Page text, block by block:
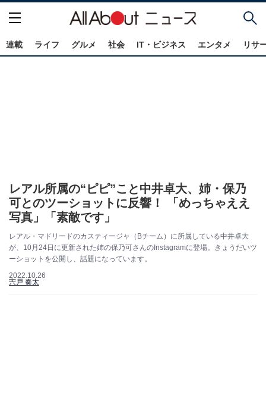
連載 ライフ グルメ 社会 IT・ビジネス エンタメ リサ
レアル所属の“ピピ”こと中井卓大、姉・保乃
可とのツーショットに反響！ 「めっちゃええ
写真」「素敵です」
レアル・マドリードのカスティージャ（Bチーム）に所属している中井卓大
が、10月24日に更新された姉の保乃可さんのInstagramに登場。きょうだいツ
ーショットを公開し、話題になっています。
2022.10.26
宍戸 奏太